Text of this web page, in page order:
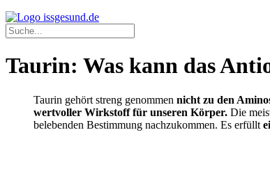
Taurin: Was kann das
Taurin gehört streng genommen nicht zu den
wertvoller Wirkstoff für unseren Körper. Die
belebenden Bestimmung nachzukommen. Es erfüllt